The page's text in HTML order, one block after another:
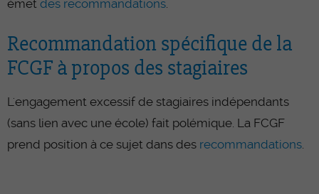
émet des recommandations.
Recommandation spécifique de la
FCGF à propos des stagiaires
L'engagement excessif de stagiaires indépendants
(sans lien avec une école) fait polémique. La FCGF
prend position à ce sujet dans des recommandations.